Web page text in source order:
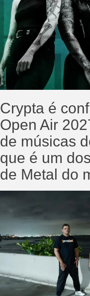
Crypta é
Open Air
de músicas
que é um
de Metal do